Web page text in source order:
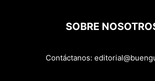
SOBRE
Contáctanos: